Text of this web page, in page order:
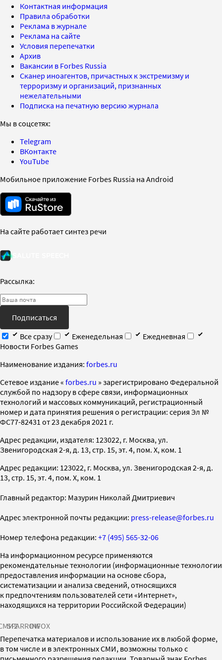
Контактная информация
Правила обработки
Реклама в журнале
Реклама на сайте
Условия перепечатки
Архив
Вакансии в Forbes Russia
Сканер иноагентов, причастных к экстремизму и
терроризму и организаций, признанных
нежелательными
Подписка на печатную версию журнала
Мы в соцсетях:
Telegram
ВКонтакте
YouTube
Мобильное приложение Forbes Russia на Android
На сайте работает синтез речи
Рассылка:
Подписаться
Все сразу
Еженедельная
Ежедневная
Новости Forbes Games
Наименование издания: forbes.ru
Cетевое издание « forbes.ru » зарегистрировано Федеральной
службой по надзору в сфере связи, информационных
технологий и массовых коммуникаций, регистрационный
номер и дата принятия решения о регистрации: серия Эл №
ФС77-82431 от 23 декабря 2021 г.
Адрес редакции, издателя: 123022, г. Москва, ул.
Звенигородская 2-я, д. 13, стр. 15, эт. 4, пом. X, ком. 1
Адрес редакции: 123022, г. Москва, ул. Звенигородская 2-я, д.
13, стр. 15, эт. 4, пом. X, ком. 1
Главный редактор: Мазурин Николай Дмитриевич
Адрес электронной почты редакции: press-release@forbes.ru
Номер телефона редакции: +7 (495) 565-32-06
На информационном ресурсе применяются
рекомендательные технологии (информационные технологии
предоставления информации на основе сбора,
систематизации и анализа сведений, относящихся
к предпочтениям пользователей сети «Интернет»,
находящихся на территории Российской Федерации)
SPARROWINFOX
Перепечатка материалов и использование их в любой форме,
в том числе и в электронных СМИ, возможны только с